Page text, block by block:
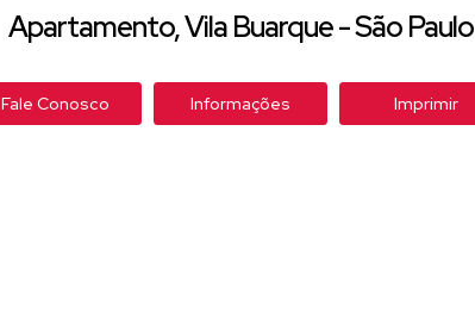
Apartamento, Vila Buarque - São Paulo
Fale Conosco Informações Imprimir